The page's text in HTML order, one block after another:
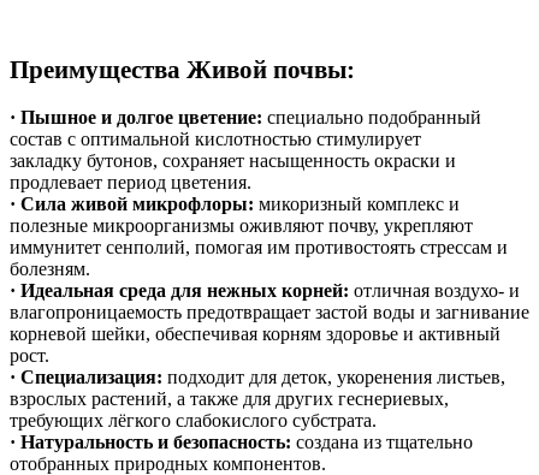
Преимущества Живой почвы:
· Пышное и долгое цветение: специально подобранный
состав с оптимальной кислотностью стимулирует
закладку бутонов, сохраняет насыщенность окраски и
продлевает период цветения.
· Сила живой микрофлоры: микоризный комплекс и
полезные микроорганизмы оживляют почву, укрепляют
иммунитет сенполий, помогая им противостоять стрессам и
болезням.
· Идеальная среда для нежных корней: отличная воздухо- и
влагопроницаемость предотвращает застой воды и загнивание
корневой шейки, обеспечивая корням здоровье и активный
рост.
· Специализация: подходит для деток, укоренения листьев,
взрослых растений, а также для других геснериевых,
требующих лёгкого слабокислого субстрата.
· Натуральность и безопасность: создана из тщательно
отобранных природных компонентов.